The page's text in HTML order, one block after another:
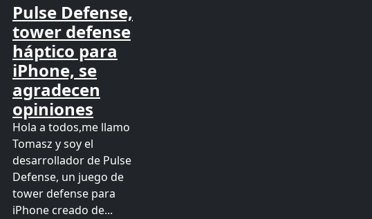
Pulse Defense,
tower defense
háptico para
iPhone, se
agradecen
opiniones
Hola a todos,me llamo
Tomasz y soy el
desarrollador de Pulse
Defense, un juego de
tower defense para
iPhone creado de...